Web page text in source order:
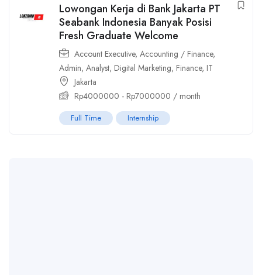
Lowongan Kerja di Bank Jakarta PT
Seabank Indonesia Banyak Posisi
Fresh Graduate Welcome
Account Executive, Accounting / Finance,
Admin, Analyst, Digital Marketing, Finance, IT
Jakarta
Rp4000000 - Rp7000000 / month
Full Time Internship